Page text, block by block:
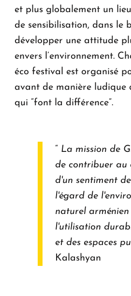
et plus globalement un
de sensibilisation, dans le
développer une attitude
envers l’environnement.
éco festival est organisé
avant de manière ludique
qui “font la différence”.
“ La mission de
de contribuer au
d'un sentiment
l'égard de
naturel
l'utilisation
et des espaces
Kalashyan